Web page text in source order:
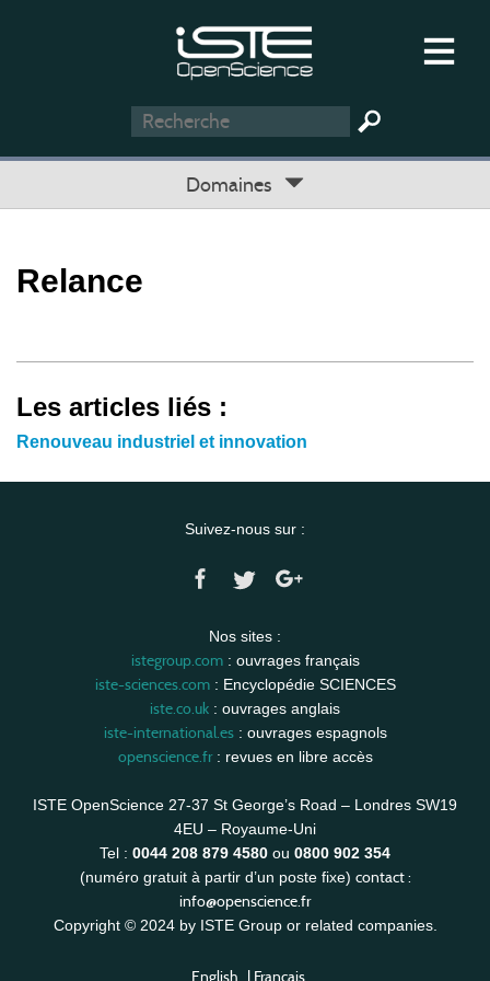
Domaines
Relance
Les articles liés :
Renouveau industriel et innovation
Suivez-nous sur :
Nos sites :
istegroup.com: ouvrages français
iste-sciences.com: Encyclopédie SCIENCES
iste.co.uk : ouvrages anglais
iste-international.es: ouvrages espagnols
openscience.fr: revues en libre accès
ISTE OpenScience 27-37 St George’s Road – Londres SW19
4EU – Royaume-Uni
Tel : 0044 208 879 4580 ou 0800 902 354
(numéro gratuit à partir d’un poste fixe) contact :
info@openscience.fr
Copyright © 2024 by ISTE Group or related companies.
English | Français